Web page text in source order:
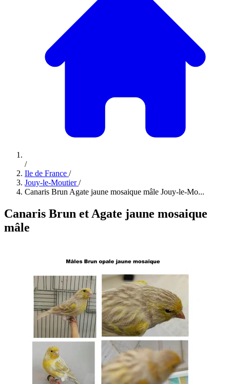
/
Ile de France /
Jouy-le-Moutier /
Canaris Brun Agate jaune mosaique mâle Jouy-le-Mo...
Canaris Brun et Agate jaune mosaique
mâle